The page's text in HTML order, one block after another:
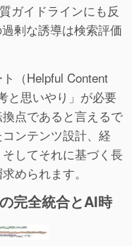
ガイドラインにも反
剰な誘導は検索評価
（Helpful Content
と思いやり」が必要
点であると言えるで
ンテンツ設計、経
してそれに基づく長
められます。
完全統合とAI時